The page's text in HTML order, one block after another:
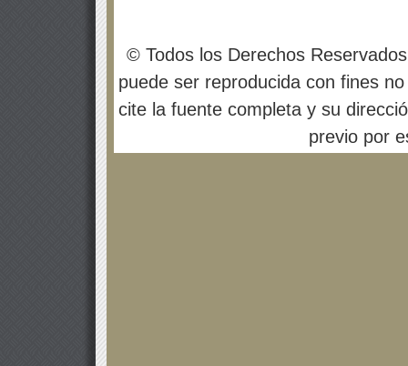
© Todos los Derechos
puede ser reproducida con fines
cite la fuente completa y su
previo por